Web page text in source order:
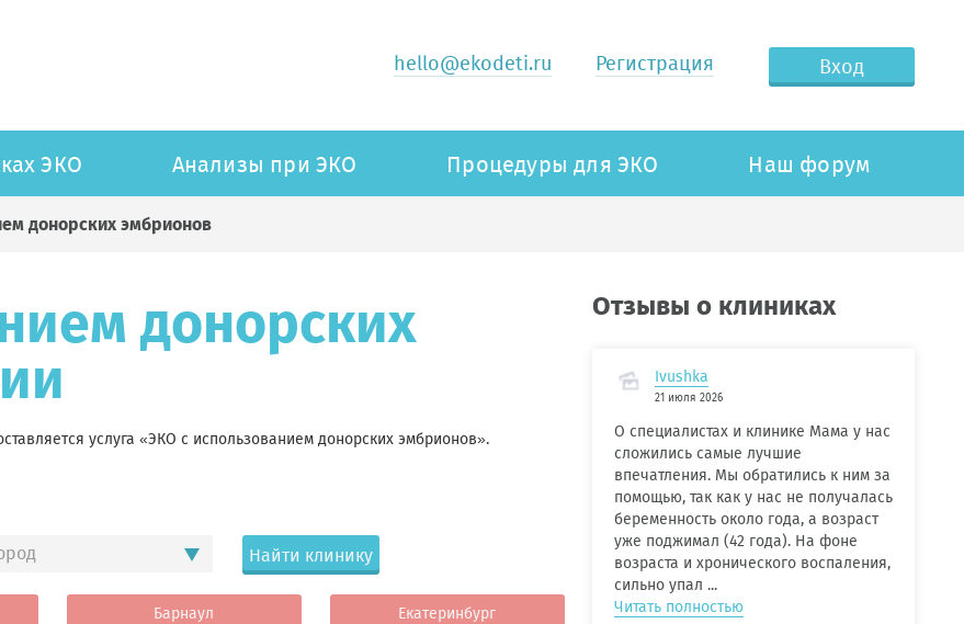
hello@ekodeti.ru Регистрация Вход
ЭКО Анализы при ЭКО Процедуры для ЭКО Наш форум
донорских эмбрионов
донорских
услуга «ЭКО с использованием донорских эмбрионов».
Найти клинику
Барнаул Екатеринбург
Отзывы о клиниках
Ivushka
21 июля 2026
О специалистах и клинике Мама у нас
сложились самые лучшие
впечатления. Мы обратились к ним за
помощью, так как у нас не получалась
беременность около года, а возраст
уже поджимал (42 года). На фоне
возраста и хронического воспаления,
сильно упал ...
Читать полностью